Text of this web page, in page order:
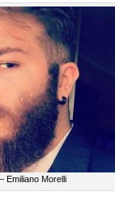
Emiliano Morelli